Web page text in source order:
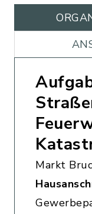
Markt